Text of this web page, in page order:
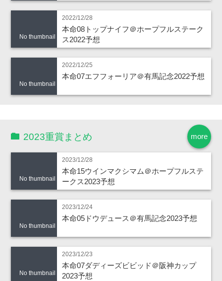
No thumbnail
2022/12/28
本命08トップナイフ＠ホープフルステーク
ス2022予想
No thumbnail
2022/12/25
本命07エフフォーリア＠有馬記念2022予想
more
2023重賞まとめ
No thumbnail
2023/12/28
本命15ウインマクシマム＠ホープフルステ
ークス2023予想
No thumbnail
2023/12/24
本命05ドウデュース＠有馬記念2023予想
No thumbnail
2023/12/23
本命07ダディーズビビッド＠阪神カップ
2023予想